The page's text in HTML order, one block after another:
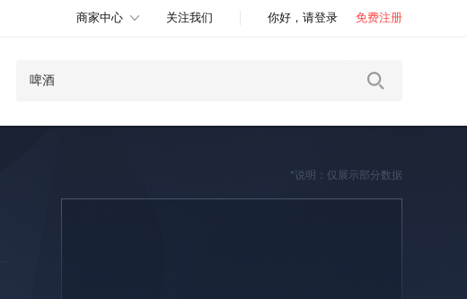
商家中心 关注我们 你好，请登录 免费注册
*说明：仅展示部分数据